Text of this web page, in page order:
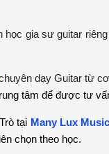
học gia sư guitar
dạy Guitar từ
tâm để được tư
tại Many Lux
chọn theo học.